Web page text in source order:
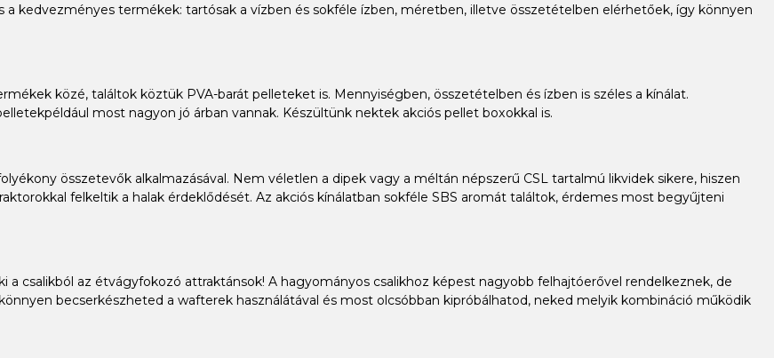
a kedvezményes termékek: tartósak a vízben és sokféle ízben, méretben, illetve összetételben elérhetőek, így könnyen
közé, találtok köztük PVA-barát pelleteket is. Mennyiségben, összetételben és ízben is széles a kínálat.
most nagyon jó árban vannak. Készültünk nektek akciós pellet boxokkal is.
összetevők alkalmazásával. Nem véletlen a dipek vagy a méltán népszerű CSL tartalmú likvidek sikere, hiszen
felkeltik a halak érdeklődését. Az akciós kínálatban sokféle SBS aromát találtok, érdemes most begyűjteni
a csalikból az étvágyfokozó attraktánsok! A hagyományos csalikhoz képest nagyobb felhajtóerővel rendelkeznek, de
becserkészheted a wafterek használátával és most olcsóbban kipróbálhatod, neked melyik kombináció működik